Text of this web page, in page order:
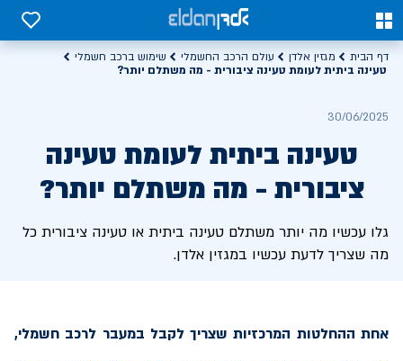
0
0
דף הבית מגזין אלדן עולם הרכב החשמלי
שימוש ברכב חשמלי
טעינה ביתית לעומת טעינה ציבורית - מה משתלם יותר?
30/06/2025
טעינה ביתית לעומת טעינה
ציבורית - מה משתלם יותר?
גלו עכשיו מה יותר משתלם טעינה ביתית או טעינה ציבורית כל
מה שצריך לדעת עכשיו במגזין אלדן.
אחת ההחלטות המרכזיות שצריך לקבל במעבר לרכב חשמלי,